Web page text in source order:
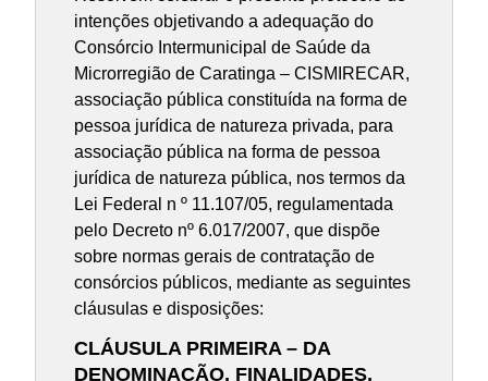
intenções objetivando a adequação do
Consórcio Intermunicipal de Saúde da
Microrregião de Caratinga – CISMIRECAR,
associação pública constituída na forma de
pessoa jurídica de natureza privada, para
associação pública na forma de pessoa
jurídica de natureza pública, nos termos da
Lei Federal n º 11.107/05, regulamentada
pelo Decreto nº 6.017/2007, que dispõe
sobre normas gerais de contratação de
consórcios públicos, mediante as seguintes
cláusulas e disposições:
CLÁUSULA PRIMEIRA – DA
DENOMINAÇÃO, FINALIDADES,